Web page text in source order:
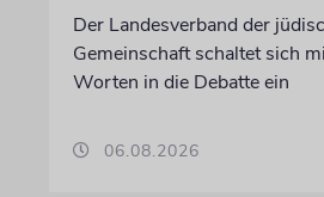
Der Landesverband der
Gemeinschaft schaltet sich
Worten in die Debatte ein
06.08.2026